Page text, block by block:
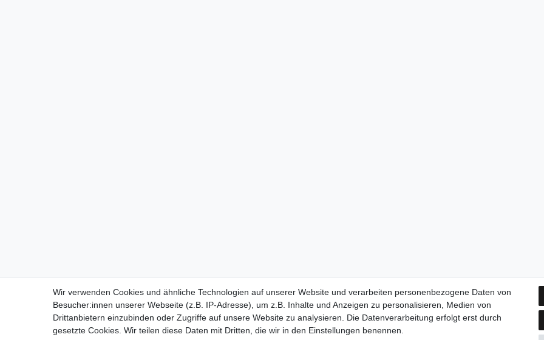
Wir verwenden Cookies und ähnliche Technologien auf unserer Website und verarbeiten personenbezogene Daten von
Besucher:innen unserer Webseite (z.B. IP-Adresse), um z.B. Inhalte und Anzeigen zu personalisieren, Medien von
Drittanbietern einzubinden oder Zugriffe auf unsere Website zu analysieren. Die Datenverarbeitung erfolgt erst durch
gesetzte Cookies. Wir teilen diese Daten mit Dritten, die wir in den Einstellungen benennen.